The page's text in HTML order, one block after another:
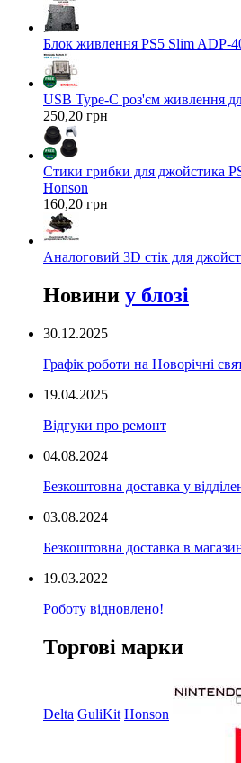
Блок живлення PS5 Slim ADP-
USB Type-C роз'єм живлення
250,20 грн
Стики грибки для джойстика
Honson
160,20 грн
Аналоговий 3D стік для
Новини у блозі
30.12.2025
Графік роботи на Новорічні
19.04.2025
Відгуки про ремонт
04.08.2024
Безкоштовна доставка у
03.08.2024
Безкоштовна доставка в
19.03.2022
Роботу відновлено!
Торгові марки
Delta GuliKit Honson